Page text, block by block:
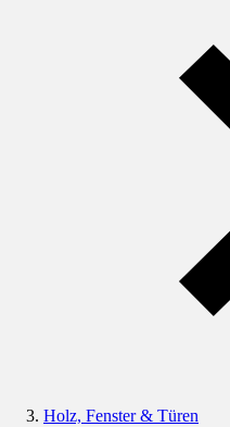
Holz, Fenster & Türen